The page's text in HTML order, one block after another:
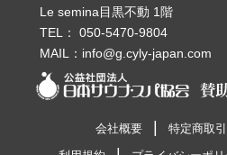
Le semina目黒不動 1階
TEL： 050-5470-9804
MAIL： info@g.cyly-japan.com
会社概要
特定商取